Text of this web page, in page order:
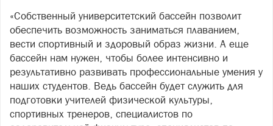
«Собственный университетский бассейн позволит
обеспечить возможность заниматься плаванием,
вести спортивный и здоровый образ жизни. А еще
бассейн нам нужен, чтобы более интенсивно и
результативно развивать профессиональные умения у
наших студентов. Ведь бассейн будет служить для
подготовки учителей физической культуры,
спортивных тренеров, специалистов по